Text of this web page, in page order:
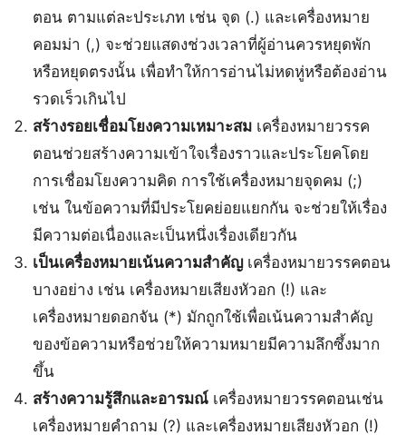
ตอน ตามแต่ละประเภท เช่น จุด (.) และเครื่องหมาย
คอมม่า (,) จะช่วยแสดงช่วงเวลาที่ผู้อ่านควรหยุดพัก
หรือหยุดตรงนั้น เพื่อทำให้การอ่านไม่หดหู่หรือต้องอ่าน
รวดเร็วเกินไป
สร้างรอยเชื่อมโยงความเหมาะสม เครื่องหมายวรรค
ตอนช่วยสร้างความเข้าใจเรื่องราวและประโยคโดย
การเชื่อมโยงความคิด การใช้เครื่องหมายจุดคม (;)
เช่น ในข้อความที่มีประโยคย่อยแยกกัน จะช่วยให้เรื่อง
มีความต่อเนื่องและเป็นหนึ่งเรื่องเดียวกัน
เป็นเครื่องหมายเน้นความสำคัญเครื่องหมายวรรคตอน
บางอย่าง เช่น เครื่องหมายเสียงหัวอก (!) และ
เครื่องหมายดอกจัน (*) มักถูกใช้เพื่อเน้นความสำคัญ
ของข้อความหรือช่วยให้ความหมายมีความลึกซึ้งมาก
ขึ้น
สร้างความรู้สึกและอารมณ์ เครื่องหมายวรรคตอนเช่น
เครื่องหมายคำถาม (?) และเครื่องหมายเสียงหัวอก (!)